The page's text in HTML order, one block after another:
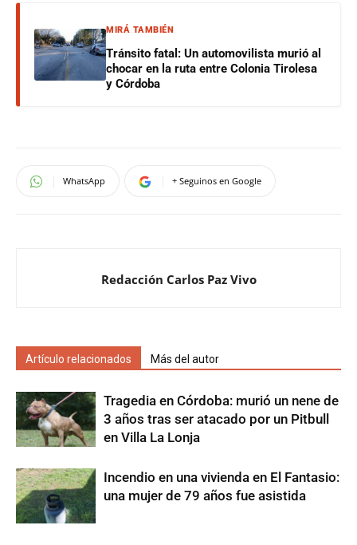
MIRÁ TAMBIÉN
Tránsito fatal: Un automovilista murió al
chocar en la ruta entre Colonia Tirolesa
y Córdoba
WhatsApp + Seguinos en Google
Redacción Carlos Paz Vivo
Artículo relacionados Más del autor
Tragedia en Córdoba: murió un nene de
3 años tras ser atacado por un Pitbull
en Villa La Lonja
Incendio en una vivienda en El Fantasio:
una mujer de 79 años fue asistida